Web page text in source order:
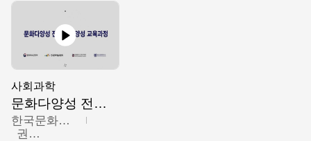
사회과학
문화다양성 전문인력 양성 기본과정 - 문화다양성의 이해
한국문화예술교육진흥원
권숙인 외 8명